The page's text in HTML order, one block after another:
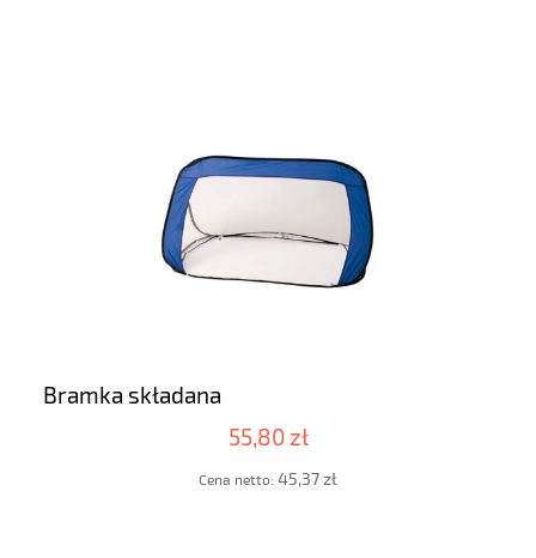
Bramka składana
55,80 zł
Cena netto: 45,37 zł